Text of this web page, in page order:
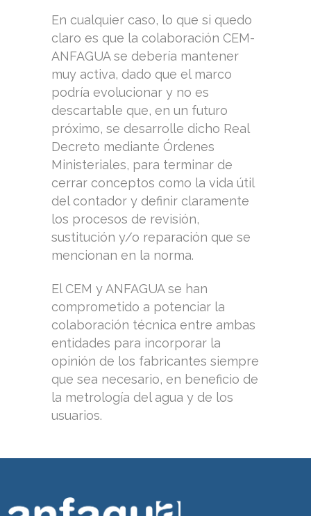
En cualquier caso, lo que si quedo
claro es que la colaboración CEM-
ANFAGUA se debería mantener
muy activa, dado que el marco
podría evolucionar y no es
descartable que, en un futuro
próximo, se desarrolle dicho Real
Decreto mediante Órdenes
Ministeriales, para terminar de
cerrar conceptos como la vida útil
del contador y definir claramente
los procesos de revisión,
sustitución y/o reparación que se
mencionan en la norma.
El CEM y ANFAGUA se han
comprometido a potenciar la
colaboración técnica entre ambas
entidades para incorporar la
opinión de los fabricantes siempre
que sea necesario, en beneficio de
la metrología del agua y de los
usuarios.